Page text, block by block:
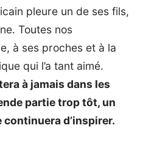
pleure un de ses fils,
Toutes nos
à ses proches et à la
qui l’a tant aimé.
à jamais dans les
partie trop tôt, un
d’inspirer.